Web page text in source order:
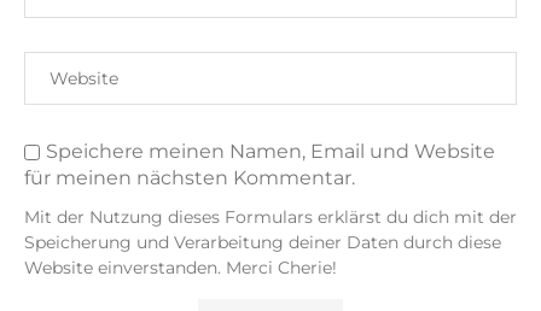
Speichere meinen Namen, Email und Website
für meinen nächsten Kommentar.
Mit der Nutzung dieses Formulars erklärst du dich mit der
Speicherung und Verarbeitung deiner Daten durch diese
Website einverstanden. Merci Cherie!